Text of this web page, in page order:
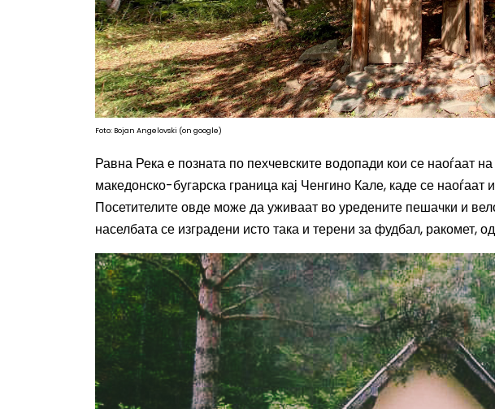
Foto: Bojan Angelovski (on google)
Равна Река е позната по пехчевските водопади кои се наоѓаат
македонско-бугарска граница кај Ченгино Кале, каде се наоѓаат
Посетителите овде може да уживаат во уредените пешачки и
населбата се изградени исто така и терени за фудбал, ракомет,